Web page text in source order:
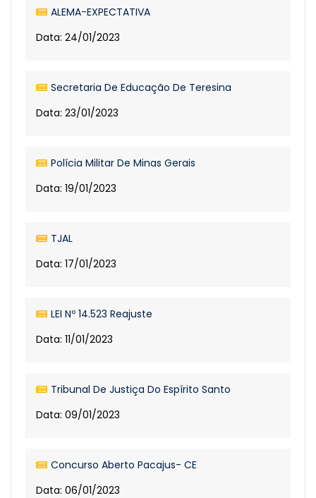
ALEMA-EXPECTATIVA
Data: 24/01/2023
Secretaria De Educação De Teresina
Data: 23/01/2023
Polícia Militar De Minas Gerais
Data: 19/01/2023
TJAL
Data: 17/01/2023
LEI Nº 14.523 Reajuste
Data: 11/01/2023
Tribunal De Justiça Do Espírito Santo
Data: 09/01/2023
Concurso Aberto Pacajus- CE
Data: 06/01/2023